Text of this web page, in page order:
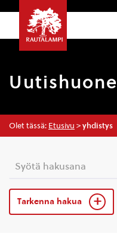
Uutishuone
Olet tässä: Etusivu > yhdistys
Tarkenna hakua